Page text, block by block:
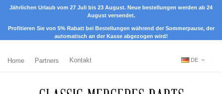
Jährlichen Urlaub vom 27 Juli bis 23 August. Neue bestellungen werden ab 24
August versendet.
Profitieren Sie von 5% Rabatt bei Bestellungen während der Sommerpause, der
automatisch an der Kasse abgezogen wird!
Home Partners Kontakt DE